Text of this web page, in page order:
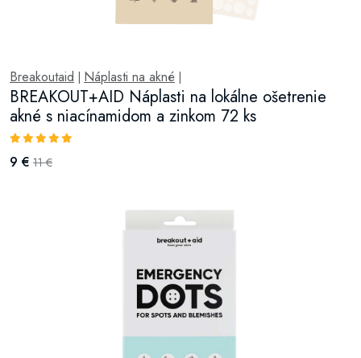
Breakoutaid Náplasti na akné
BREAKOUT+AID Náplasti na lokálne ošetrenie
akné s niacínamidom a zinkom 72 ks
9 € 11 €